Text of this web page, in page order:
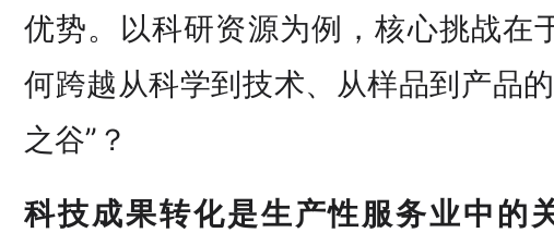
优势。以科研资源为例，核心挑战在
何跨越从科学到技术、从样品到产品
之谷”？
科技成果转化是生产性服务业中的